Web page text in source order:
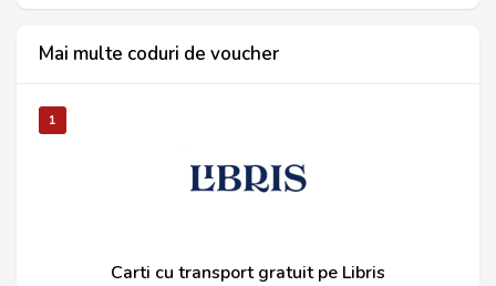
Mai multe coduri de voucher
1
Carti cu transport gratuit pe Libris